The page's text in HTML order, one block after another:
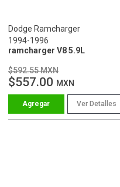
Dodge Ramcharger
1994-1996
ramcharger V8 5.9L
$592.55 MXN
$557.00 MXN
Ver Detalles